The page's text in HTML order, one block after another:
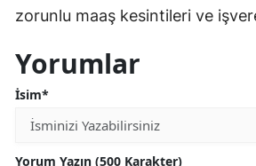
zorunlu maaş kesintileri ve
Yorumlar
İsim*
Yorum Yazın (500 Karakter)